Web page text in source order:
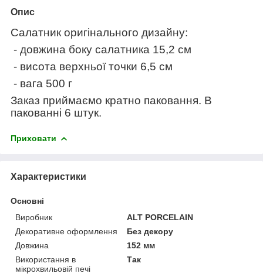
Опис
Салатник оригінального дизайну:
- довжина боку салатника 15,2 см
- висота верхньої точки 6,5 см
- вага 500 г
Заказ приймаємо кратно паковання. В
пакованні 6 штук.
Приховати
Характеристики
Основні
Виробник
ALT PORCELAIN
Декоративне оформлення
Без декору
Довжина
152 мм
Використання в
мікрохвильовій печі
Так